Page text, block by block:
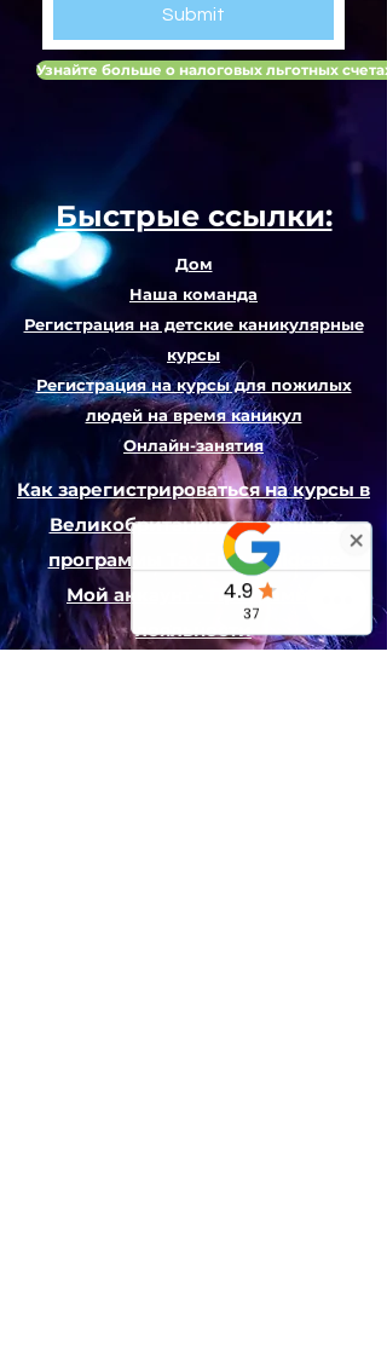
Submit
Узнайте больше о налоговых льготных
Быстрые ссылки:
Дом
Наша команда
Регистрация на детские каникулярные
курсы
Регистрация на курсы для пожилых
людей на время каникул
Онлайн-занятия
Как зарегистрироваться на курсы в
Великобритании с помощью
программы Tax Free Childcare
Мой аккаунт - Программа
лояльности